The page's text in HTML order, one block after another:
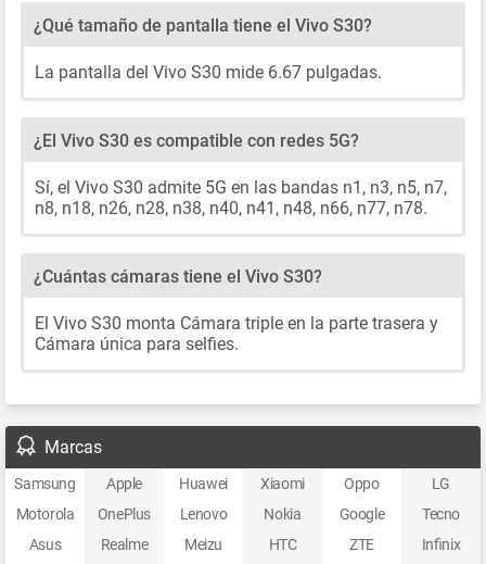
¿Qué tamaño de pantalla tiene el Vivo S30?
La pantalla del Vivo S30 mide 6.67 pulgadas.
¿El Vivo S30 es compatible con redes 5G?
Sí, el Vivo S30 admite 5G en las bandas n1, n3, n5, n7,
n8, n18, n26, n28, n38, n40, n41, n48, n66, n77, n78.
¿Cuántas cámaras tiene el Vivo S30?
El Vivo S30 monta Cámara triple en la parte trasera y
Cámara única para selfies.
Marcas
Samsung Apple Huawei Xiaomi Oppo
LG
Motorola
OnePlus Lenovo Nokia Google
Tecno
Asus
Realme Meizu HTC ZTE
Infinix